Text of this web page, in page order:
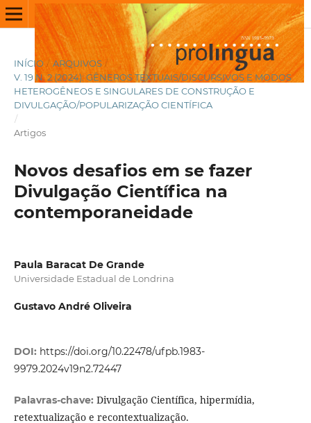
INÍCIO / ARQUIVOS /
V. 19 N. 2 (2024): GÊNEROS TEXTUAIS/DISCURSIVOS E MODOS
HETEROGÊNEOS E SINGULARES DE CONSTRUÇÃO E
DIVULGAÇÃO/POPULARIZAÇÃO CIENTÍFICA
/
Artigos
Novos desafios em se fazer
Divulgação Científica na
contemporaneidade
Paula Baracat De Grande
Universidade Estadual de Londrina
Gustavo André Oliveira
DOI: https://doi.org/10.22478/ufpb.1983-
9979.2024v19n2.72447
Palavras-chave: Divulgação Científica, hipermídia,
retextualização e recontextualização.